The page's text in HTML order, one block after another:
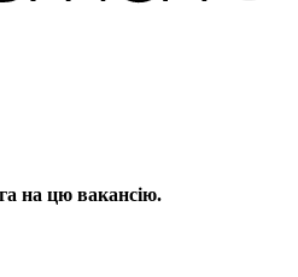
на цю вакансію.